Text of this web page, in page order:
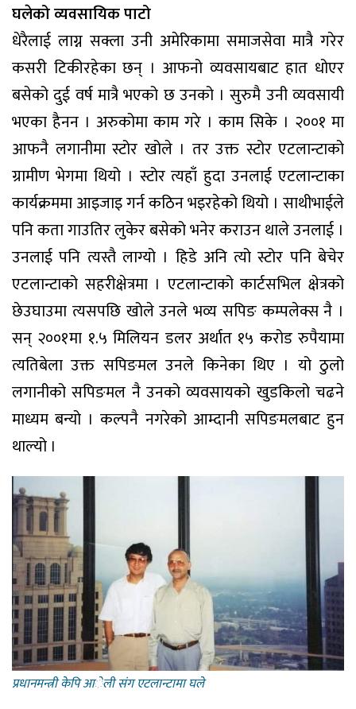
घलेको व्यवसायिक पाटो
धेरैलाई लाग्न सक्ला उनी अमेरिकामा समाजसेवा मात्रै गरेर
कसरी टिकीरहेका छन् । आफनो व्यवसायबाट हात धोएर
बसेको दुई वर्ष मात्रै भएको छ उनको । सुरुमै उनी व्यवसायी
भएका हैनन । अरुकोमा काम गरे । काम सिके । २००१ मा
आफनै लगानीमा स्टोर खोले । तर उक्त स्टोर एटलान्टाको
ग्रामीण भेगमा थियो । स्टोर त्यहाँ हुदा उनलाई एटलान्टाका
कार्यक्रममा आइजाइ गर्न कठिन भइरहेको थियो । साथीभाईले
पनि कता गाउतिर लुकेर बसेको भनेर कराउन थाले उनलाई ।
उनलाई पनि त्यस्तै लाग्यो । हिडे अनि त्यो स्टोर पनि बेचेर
एटलान्टाको सहरीक्षेत्रमा । एटलान्टाको कार्टसभिल क्षेत्रको
छेउघाउमा त्यसपछि खोले उनले भव्य सपिङ कम्पलेक्स नै ।
सन् २००१मा १.५ मिलियन डलर अर्थात १५ करोड रुपैयामा
त्यतिबेला उक्त सपिङमल उनले किनेका थिए । यो ठुलो
लगानीको सपिङमल नै उनको व्यवसायको खुडकिलो चढने
माध्यम बन्यो । कल्पनै नगरेको आम्दानी सपिङमलबाट हुन
थाल्यो ।
प्रधानमन्त्री केपि आेली संग एटलान्टामा घले